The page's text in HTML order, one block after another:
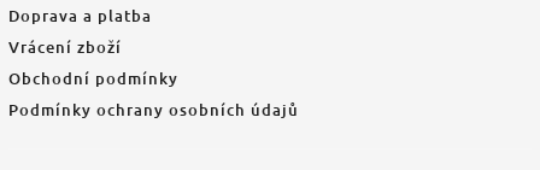
Doprava a platba
Vrácení zboží
Obchodní podmínky
Podmínky ochrany osobních údajů